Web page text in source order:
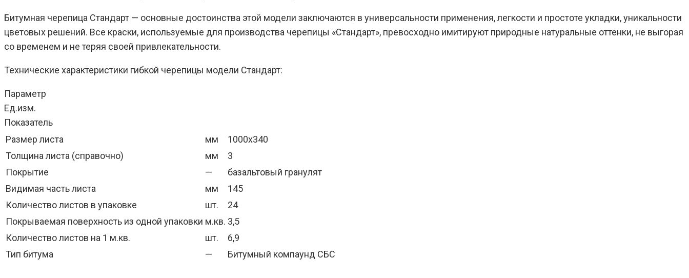
Битумная черепица Стандарт — основные достоинства этой модели заключаются в универсальности применения, легкости и простоте укладки, уникальности
цветовых решений. Все краски, используемые для производства черепицы «Стандарт», превосходно имитируют природные натуральные оттенки, не выгорая
со временем и не теряя своей привлекательности.
Технические характеристики гибкой черепицы модели Стандарт:
Параметр
Ед.изм.
Показатель
Размер листа
мм
1000х340
Толщина листа (справочно)
мм
3
Покрытие
—
базальтовый гранулят
Видимая часть листа
мм
145
Количество листов в упаковке
шт.
24
Покрываемая поверхность из одной упаковки м.кв. 3,5
Количество листов на 1 м.кв.
шт.
6,9
Тип битума
— Битумный компаунд СБС